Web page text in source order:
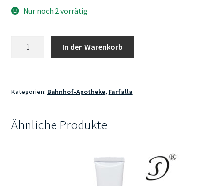
Nur noch 2 vorrätig
Rose
In den Warenkorb
Kategorien: Bahnhof-Apotheke, Farfalla
Ähnliche Produkte